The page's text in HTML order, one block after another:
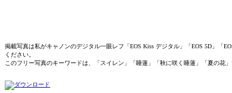
掲載写真は私がキャノンのデジタル一眼レフ「EOS Kiss デジタル」「EOS 5D」「
ください。
このフリー写真のキーワードは、「スイレン」「睡蓮」「秋に咲く睡蓮」「夏の花」